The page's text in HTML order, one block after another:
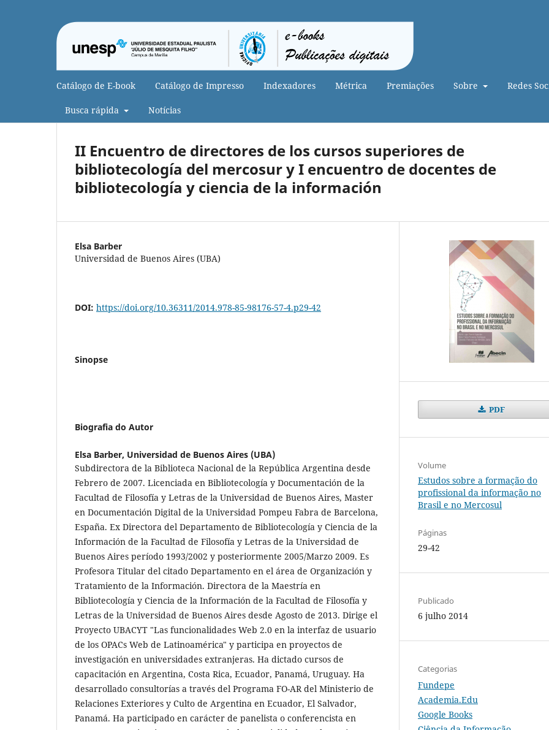
Catálogo de E-book Catálogo de Impresso Indexadores Métrica Premiações Sobre Redes
Busca rápida Notícias
II Encuentro de directores de los cursos superiores de
bibliotecología del mercosur y I encuentro de docentes de
bibliotecología y ciencia de la información
Elsa Barber
Universidad de Buenos Aires (UBA)
DOI: https://doi.org/10.36311/2014.978-85-98176-57-4.p29-42
Sinopse
Biografia do Autor
Elsa Barber, Universidad de Buenos Aires (UBA)
Subdirectora de la Biblioteca Nacional de la República Argentina desde
Febrero de 2007. Licenciada en Bibliotecología y Documentación de la
Facultad de Filosofía y Letras de la Universidad de Buenos Aires, Master
en Documentación Digital de la Universidad Pompeu Fabra de Barcelona,
España. Ex Directora del Departamento de Bibliotecología y Ciencia de la
Información de la Facultad de Filosofía y Letras de la Universidad de
Buenos Aires período 1993/2002 y posteriormente 2005/Marzo 2009. Es
Profesora Titular del citado Departamento en el área de Organización y
Tratamiento de la Información. Directora de la Maestría en
Bibliotecología y Ciencia de la Información de la Facultad de Filosofía y
Letras de la Universidad de Buenos Aires desde Agosto de 2013. Dirige el
Proyecto UBACYT "Las funcionalidades Web 2.0 en la interfaz de usuario
de los OPACs Web de Latinoamérica" y participa en proyectos de
investigación en universidades extranjeras. Ha dictado cursos de
capacita­ción en Argentina, Costa Rica, Ecuador, Panamá, Uruguay. Ha
desarrollado consultorías a través del Programa FO-AR del Ministerio de
Relaciones Exte­riores y Culto de Argentina en Ecuador, El Salvador,
Panamá. Ha participado en carácter de panelista o conferencista en
PDF
Volume
Estudos sobre a formação do
profissional da informação no
Brasil e no Mercosul
Páginas
29-42
Publicado
6 julho 2014
Categorias
Fundepe
Academia.Edu
Google Books